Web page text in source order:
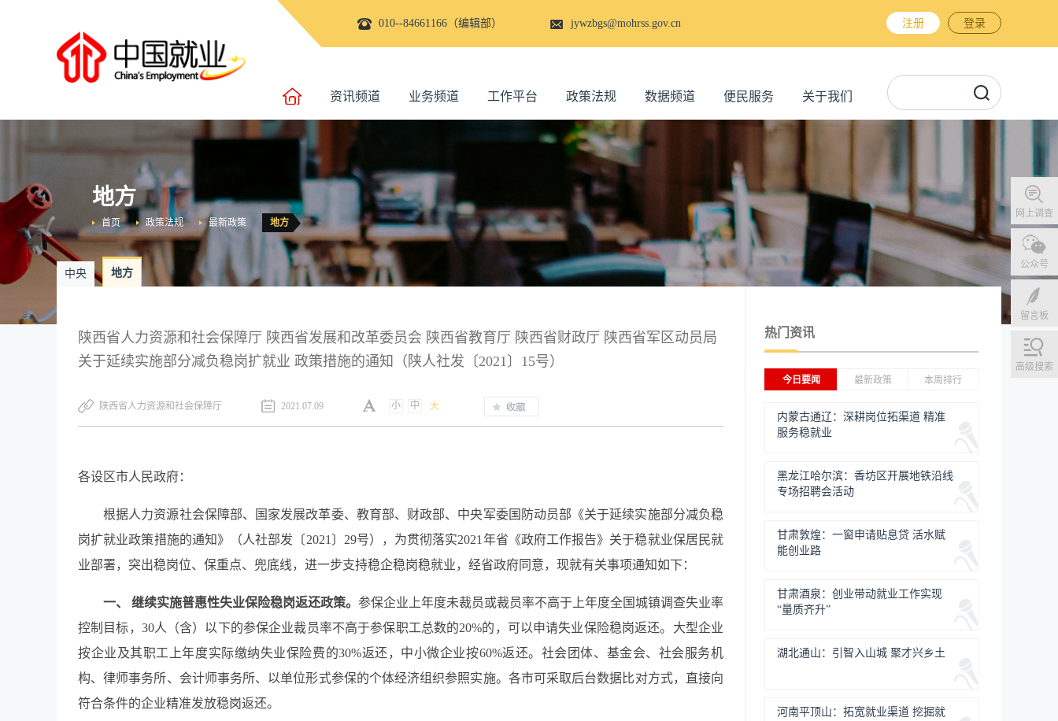
010--84661166（编辑部） jywzbgs@mohrss.gov.cn 注册 登录
资讯频道 业务频道 工作平台 政策法规 数据频道 便民服务 关于我们
网上调查
公众号
留言板
高级搜索
地方
地方
最新政策
政策法规
首页
中央 地方
陕西省人力资源和社会保障厅 陕西省发展和改革委员会 陕西省教育厅 陕西省财政厅 陕西省军区动员局
关于延续实施部分减负稳岗扩就业 政策措施的通知（陕人社发〔2021〕15号）
陕西省人力资源和社会保障厅 2021.07.09 小 中 大
各设区市人民政府：
根据人力资源社会保障部、国家发展改革委、教育部、财政部、中央军委国防动员部《关于延续实施部分减负稳
岗扩就业政策措施的通知》（人社部发〔2021〕29号），为贯彻落实2021年省《政府工作报告》关于稳就业保居民就
业部署，突出稳岗位、保重点、兜底线，进一步支持稳企稳岗稳就业，经省政府同意，现就有关事项通知如下：
一、 继续实施普惠性失业保险稳岗返还政策。 参保企业上年度未裁员或裁员率不高于上年度全国城镇调查失业率
控制目标，30人（含）以下的参保企业裁员率不高于参保职工总数的20%的，可以申请失业保险稳岗返还。大型企业
按企业及其职工上年度实际缴纳失业保险费的30%返还，中小微企业按60%返还。社会团体、基金会、社会服务机
构、律师事务所、会计师事务所、以单位形式参保的个体经济组织参照实施。各市可采取后台数据比对方式，直接向
符合条件的企业精准发放稳岗返还。
热门资讯
今日要闻 最新政策 本周排行
内蒙古通辽：深耕岗位拓渠道 精准
服务稳就业
黑龙江哈尔滨：香坊区开展地铁沿线
专场招聘会活动
甘肃敦煌：一窗申请贴息贷 活水赋
能创业路
甘肃酒泉：创业带动就业工作实现
“量质齐升”
湖北通山：引智入山城 聚才兴乡土
河南平顶山：拓宽就业渠道 挖掘就